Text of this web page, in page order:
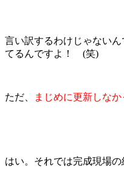
言い訳するわけじゃない
てるんですよ！ (笑)
ただ、 まじめに更新しなか
はい。それでは完成現場の